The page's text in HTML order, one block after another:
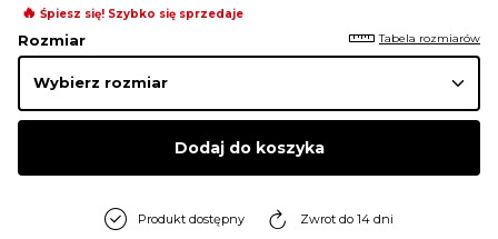
BUTY
SWETRY
🔥 Śpiesz się! Szybko się sprzedaje
Rozmiar Tabela rozmiarów
Dodaj do koszyka
Produkt dostępny Zwrot do 14 dni